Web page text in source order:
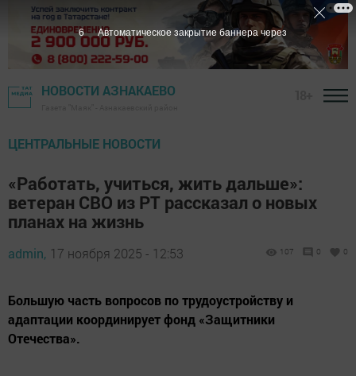
НОВОСТИ АЗНАКАЕВО
ЦЕНТРАЛЬНЫЕ НОВОСТИ
«Работать, учиться, жить дальше»:
ветеран СВО из РТ рассказал о новых
планах на жизнь
admin, 17 ноября 2025 - 12:53 107 0 0
Большую часть вопросов по трудоустройству и
адаптации координирует фонд «Защитники
Отечества».
5 Автоматическое закрытие баннера через